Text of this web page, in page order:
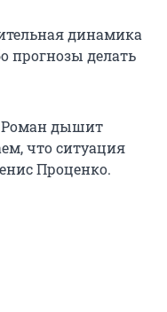
динамика
прогнозы делать
Роман дышит
что ситуация
Проценко.